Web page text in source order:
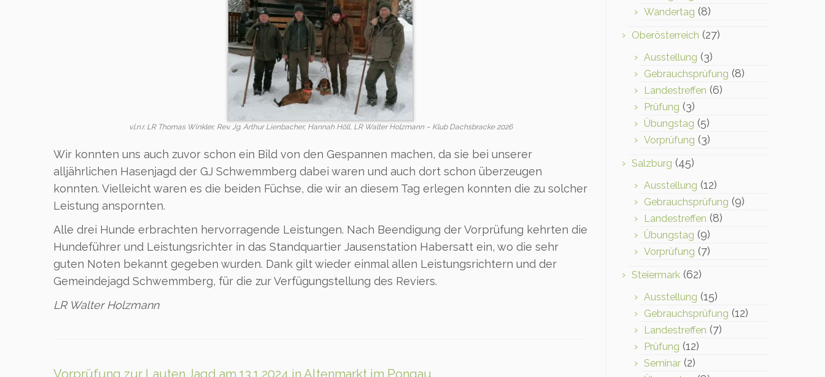
v.l.n.r. LR Thomas Winkler, Rev. Jg. Arthur Lienbacher, Hannah Höll, LR Walter Holzmann – Klub Dachsbracke 2026
Wir konnten uns auch zuvor schon ein Bild von den Gespannen machen, da sie bei unserer
alljährlichen Hasenjagd der GJ Schwemmberg dabei waren und auch dort schon überzeugen
konnten. Vielleicht waren es die beiden Füchse, die wir an diesem Tag erlegen konnten die zu solcher
Leistung anspornten.
Alle drei Hunde erbrachten hervorragende Leistungen. Nach Beendigung der Vorprüfung kehrten die
Hundeführer und Leistungsrichter in das Standquartier Jausenstation Habersatt ein, wo die sehr
guten Noten bekannt gegeben wurden. Dank gilt wieder einmal allen Leistungsrichtern und der
Gemeindejagd Schwemmberg, für die zur Verfügungstellung des Reviers.
LR Walter Holzmann
Vorprüfung zur Lauten Jagd am 13.1.2024 in Altenmarkt im Pongau
Wandertag (8)
Oberösterreich (27)
Ausstellung (3)
Gebrauchsprüfung (8)
Landestreffen (6)
Prüfung (3)
Übungstag (5)
Vorprüfung (3)
Salzburg (45)
Ausstellung (12)
Gebrauchsprüfung (9)
Landestreffen (8)
Übungstag (9)
Vorprüfung (7)
Steiermark (62)
Ausstellung (15)
Gebrauchsprüfung (12)
Landestreffen (7)
Prüfung (12)
Seminar (2)